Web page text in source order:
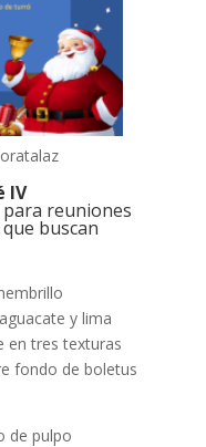
IV
reuniones
buscan
y lima
en tres texturas
fondo de boletus
de pulpo